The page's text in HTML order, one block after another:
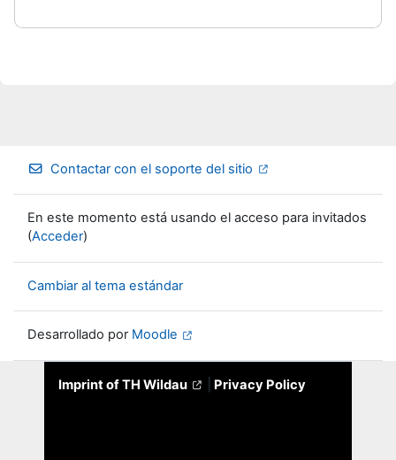
Contactar con el soporte del sitio
En este momento está usando el acceso para invitados
(Acceder)
Cambiar al tema estándar
Desarrollado por Moodle
Imprint of TH Wildau Privacy Policy